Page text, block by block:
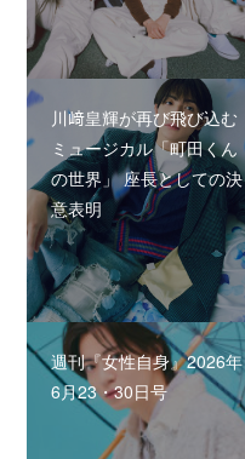
川﨑皇輝が再び飛び込む
ミュージカル「町田くん
の世界」 座長としての決
意表明
週刊『女性自身』2026年
6月23・30日号